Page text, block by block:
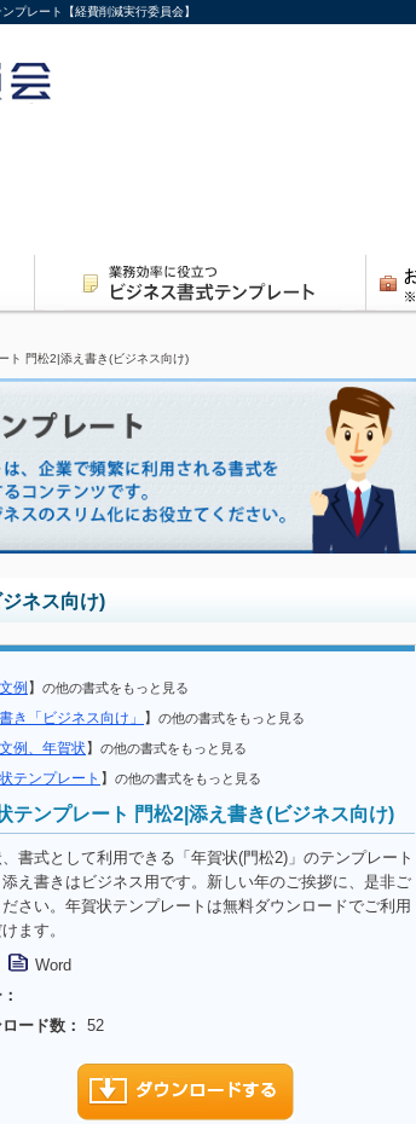
プレート【経費削減実行委員会】
ト 門松2|添え書き(ビジネス向け)
ネス向け)
例】 の他の書式をもっと見る
き「ビジネス向け」 】 の他の書式をもっと見る
例、年賀状】 の他の書式をもっと見る
テンプレート 】 の他の書式をもっと見る
テンプレート 門松2|添え書き(ビジネス向け)
書式として利用できる「年賀状(門松2)」のテンプレート
え書きはビジネス用です。新しい年のご挨拶に、是非ご
さい。年賀状テンプレートは無料ダウンロードでご利用
ます。
Word
ード数：
52